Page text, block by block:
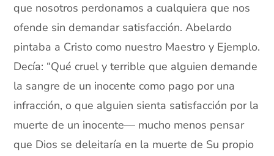
que nosotros perdonamos a cualquiera que nos
ofende sin demandar satisfacción. Abelardo
pintaba a Cristo como nuestro Maestro y Ejemplo.
Decía: “Qué cruel y terrible que alguien demande
la sangre de un inocente como pago por una
infracción, o que alguien sienta satisfacción por la
muerte de un inocente— mucho menos pensar
que Dios se deleitaría en la muerte de Su propio